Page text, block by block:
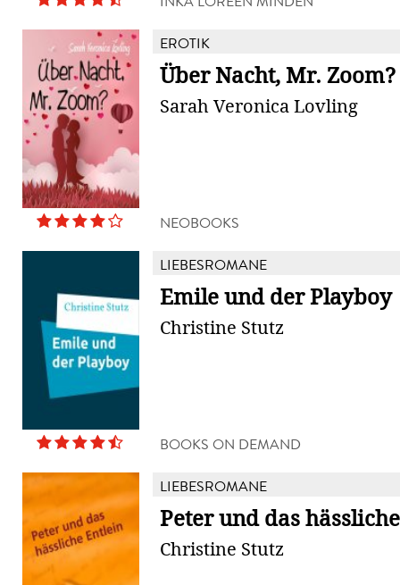
EROTIK
Über Nacht, Mr. Zoom?
Sarah Veronica Lovling
NEOBOOKS
LIEBESROMANE
Emile und der Playboy
Christine Stutz
BOOKS ON DEMAND
LIEBESROMANE
Peter und das
Christine Stutz